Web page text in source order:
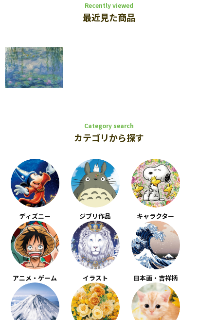
Recently viewed
最近見た商品
Category search
カテゴリから探す
ディズニー ジブリ作品 キャラクター
アニメ・ゲーム イラスト 日本画・吉祥柄